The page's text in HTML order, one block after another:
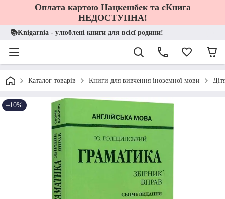
Оплата картою Нацкешбек та єКнига
НЕДОСТУПНА!
📚Knigarnia - улюблені книги для всієї родини!
Каталог товарів Книги для вивчення іноземної мови
–10%